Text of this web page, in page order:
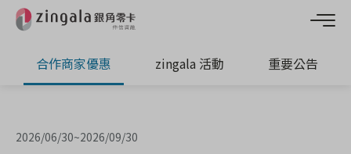
合作商家優惠 zingala 活動 重要公告
2026/06/30~2026/09/30